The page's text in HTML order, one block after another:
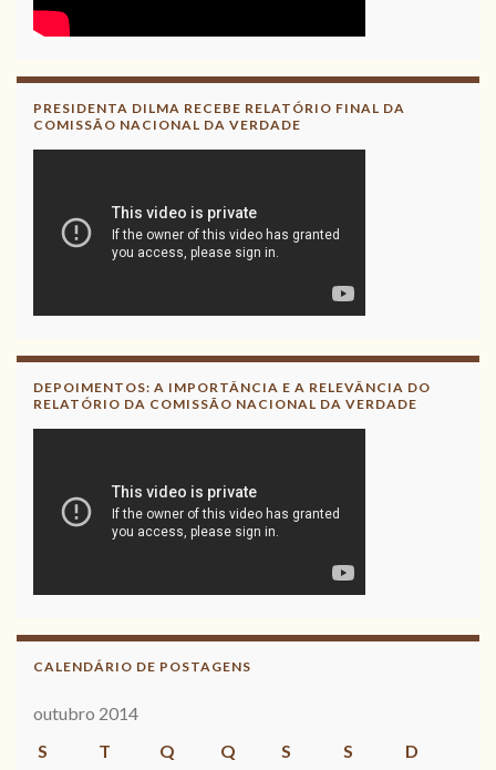
PRESIDENTA DILMA RECEBE RELATÓRIO FINAL DA
COMISSÃO NACIONAL DA VERDADE
DEPOIMENTOS: A IMPORTÂNCIA E A RELEVÂNCIA DO
RELATÓRIO DA COMISSÃO NACIONAL DA VERDADE
CALENDÁRIO DE POSTAGENS
outubro 2014
S
T Q Q S S
D